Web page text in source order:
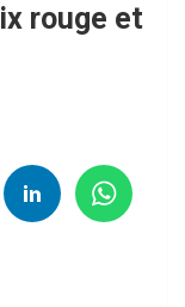
rouge et